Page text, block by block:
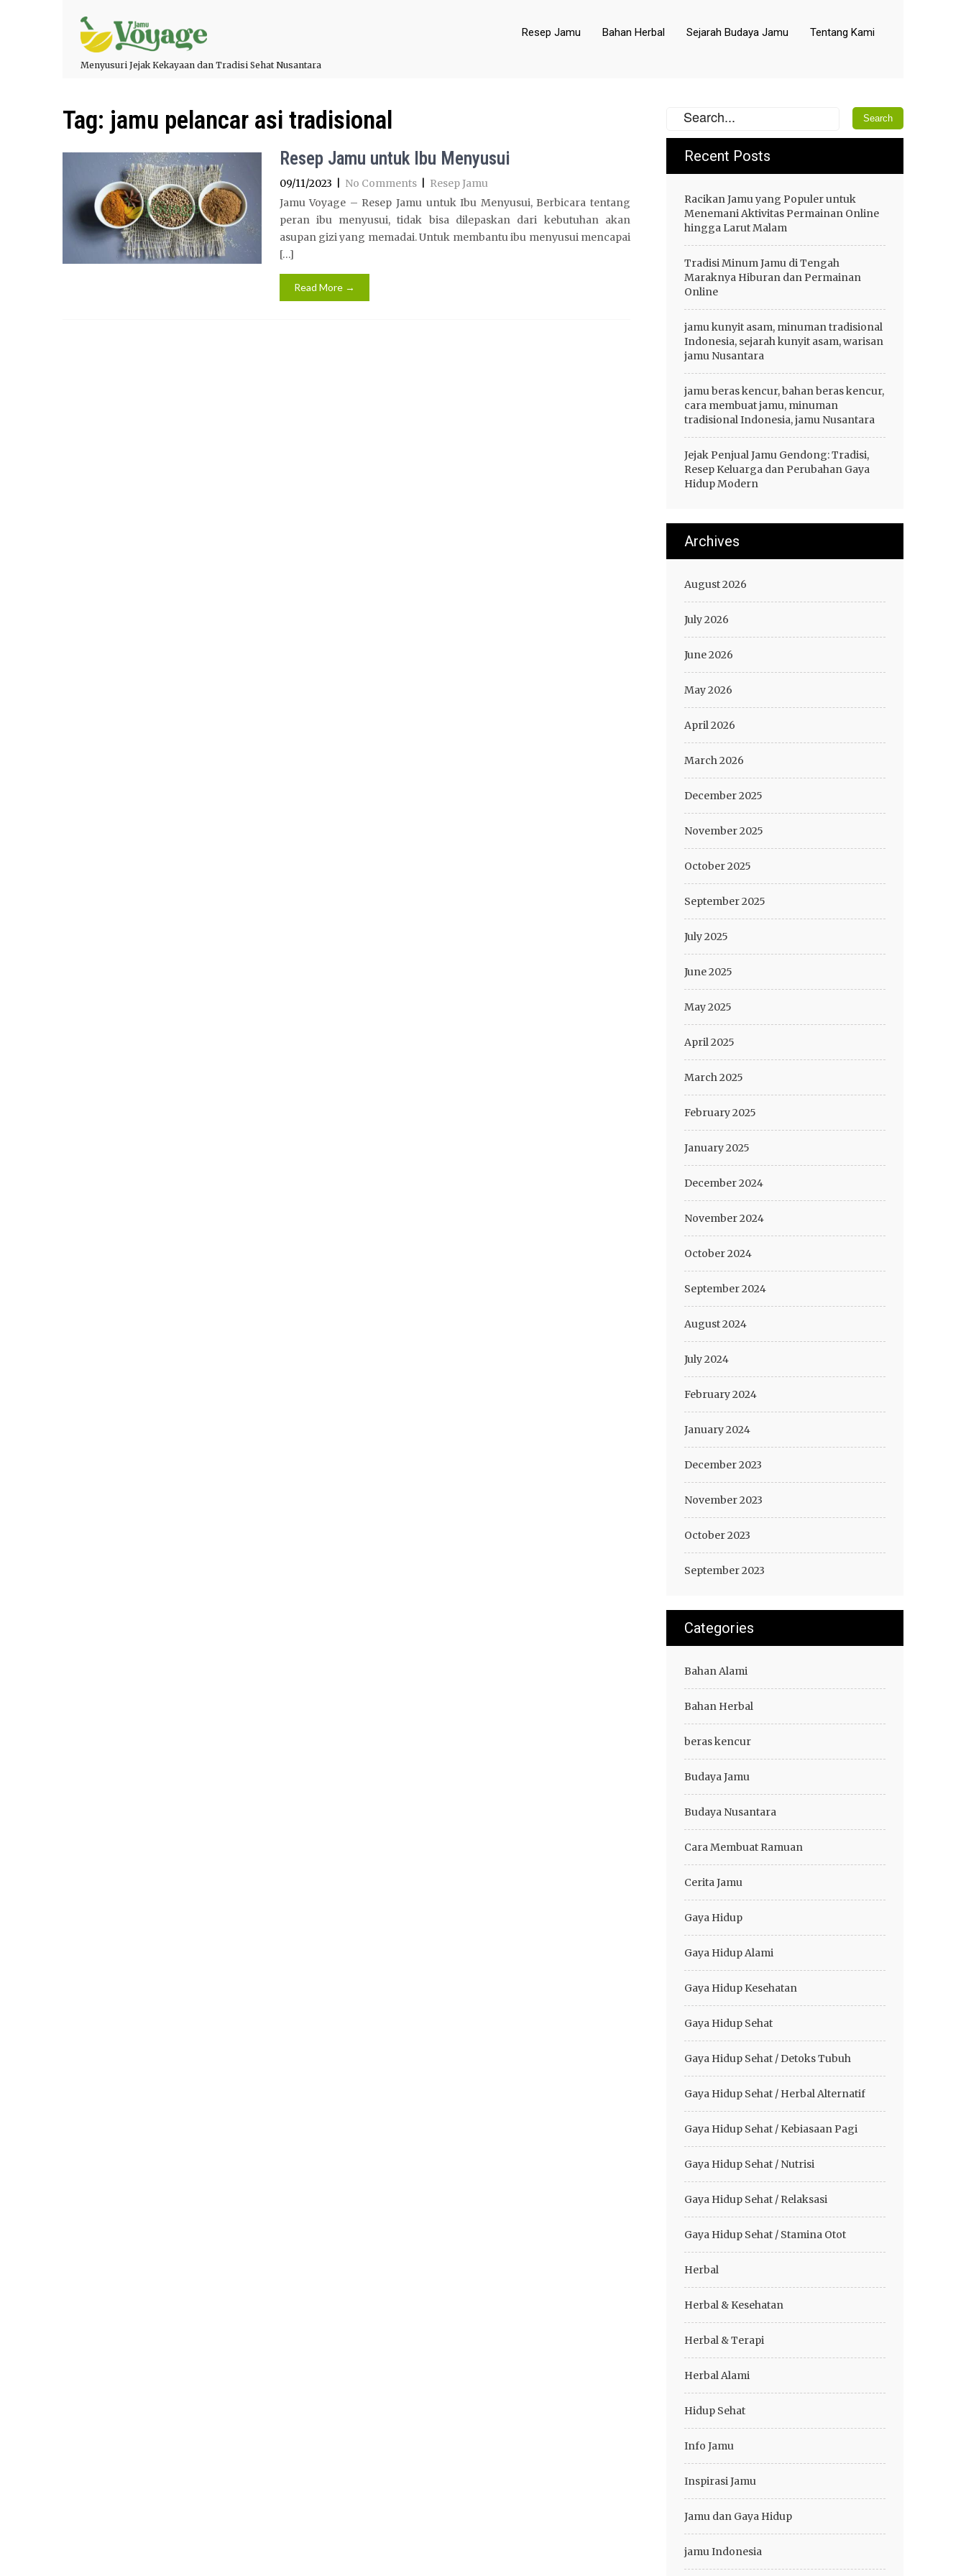
Menyusuri Jejak Kekayaan dan Tradisi Sehat Nusantara
Resep Jamu Bahan Herbal Sejarah Budaya Jamu Tentang Kami
Tag: jamu pelancar asi tradisional
Resep Jamu untuk Ibu Menyusui
09/11/2023 No Comments
Resep Jamu
Jamu Voyage – Resep Jamu untuk Ibu Menyusui, Berbicara tentang
peran ibu menyusui, tidak bisa dilepaskan dari kebutuhan akan
asupan gizi yang memadai. Untuk membantu ibu menyusui mencapai
[…]
Read More →
Recent Posts
Racikan Jamu yang Populer untuk
Menemani Aktivitas Permainan Online
hingga Larut Malam
Tradisi Minum Jamu di Tengah
Maraknya Hiburan dan Permainan
Online
jamu kunyit asam, minuman tradisional
Indonesia, sejarah kunyit asam, warisan
jamu Nusantara
jamu beras kencur, bahan beras kencur,
cara membuat jamu, minuman
tradisional Indonesia, jamu Nusantara
Jejak Penjual Jamu Gendong: Tradisi,
Resep Keluarga dan Perubahan Gaya
Hidup Modern
Archives
August 2026
July 2026
June 2026
May 2026
April 2026
March 2026
December 2025
November 2025
October 2025
September 2025
July 2025
June 2025
May 2025
April 2025
March 2025
February 2025
January 2025
December 2024
November 2024
October 2024
September 2024
August 2024
July 2024
February 2024
January 2024
December 2023
November 2023
October 2023
September 2023
Categories
Bahan Alami
Bahan Herbal
beras kencur
Budaya Jamu
Budaya Nusantara
Cara Membuat Ramuan
Cerita Jamu
Gaya Hidup
Gaya Hidup Alami
Gaya Hidup Kesehatan
Gaya Hidup Sehat
Gaya Hidup Sehat / Detoks Tubuh
Gaya Hidup Sehat / Herbal Alternatif
Gaya Hidup Sehat / Kebiasaan Pagi
Gaya Hidup Sehat / Nutrisi
Gaya Hidup Sehat / Relaksasi
Gaya Hidup Sehat / Stamina Otot
Herbal
Herbal & Kesehatan
Herbal & Terapi
Herbal Alami
Hidup Sehat
Info Jamu
Inspirasi Jamu
Jamu dan Gaya Hidup
jamu Indonesia